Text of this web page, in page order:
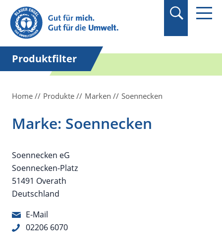
Suchbegriff in
Anführungszeichen
setzen.
Produktfilter
Home Produkte Marken Soennecken
Marke: Soennecken
Soennecken eG
Soennecken-Platz
51491 Overath
Deutschland
E-Mail
02206 6070